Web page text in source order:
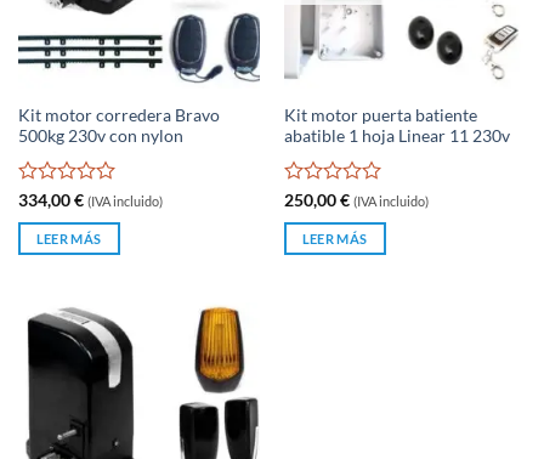
Kit motor corredera Bravo
500kg 230v con nylon
Valorado
con
de
334,00€ (IVA incluido)
LEER MÁS
Kit motor puerta batiente
abatible 1 hoja Linear 11 230v
Valorado
con
de
250,00€ (IVA incluido)
LEER MÁS